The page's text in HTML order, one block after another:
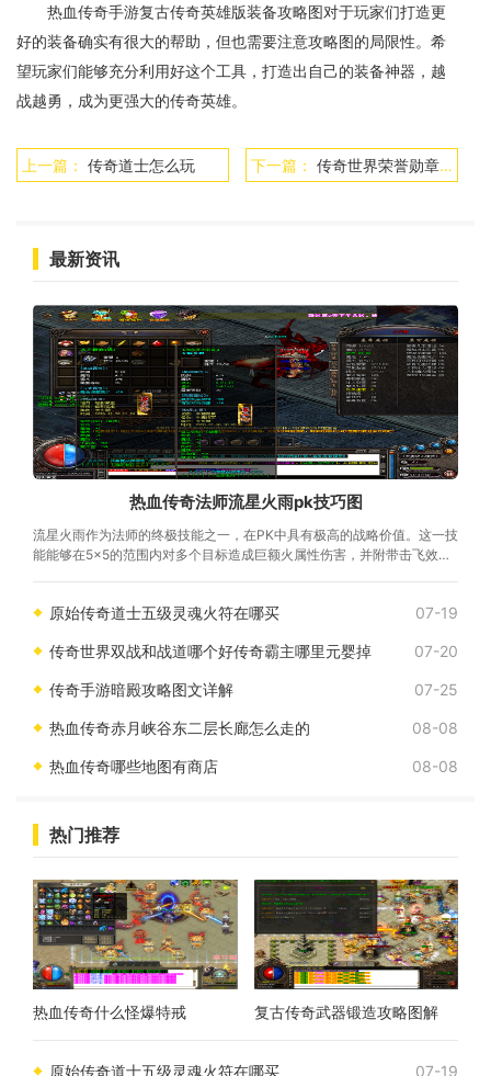
热血传奇手游复古传奇英雄版装备攻略图对于玩家们打造更
好的装备确实有很大的帮助，但也需要注意攻略图的局限性。希
望玩家们能够充分利用好这个工具，打造出自己的装备神器，越
战越勇，成为更强大的传奇英雄。
上一篇： 传奇道士怎么玩 下一篇： 传奇世界荣誉勋章在哪里弄
最新资讯
热血传奇法师流星火雨pk技巧图
流星火雨作为法师的终极技能之一，在PK中具有极高的战略价值。这一技
能能够在5×5的范围内对多个目标造成巨额火属性伤害，并附带击飞效
原始传奇道士五级灵魂火符在哪买 07-19
传奇世界双战和战道哪个好传奇霸主哪里元婴掉 07-20
传奇手游暗殿攻略图文详解 07-25
热血传奇赤月峡谷东二层长廊怎么走的 08-08
热血传奇哪些地图有商店 08-08
热门推荐
热血传奇什么怪爆特戒 复古传奇武器锻造攻略图解
原始传奇道士五级灵魂火符在哪买 07-19